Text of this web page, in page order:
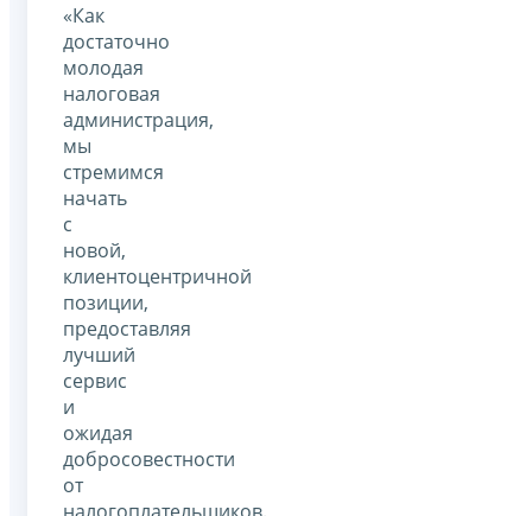
«Как
достаточно
молодая
налоговая
администрация,
мы
стремимся
начать
с
новой,
клиентоцентричной
позиции,
предоставляя
лучший
сервис
и
ожидая
добросовестности
от
налогоплательщиков.